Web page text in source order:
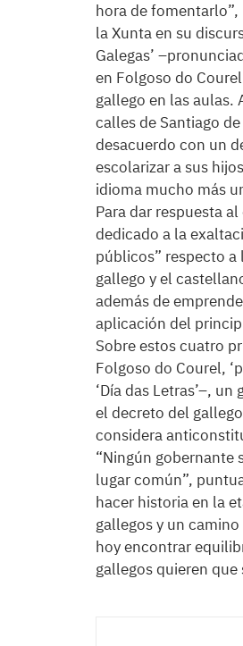
hora de
la Xunta en su
Galegas’
en Folgoso do
gallego en las aulas.
calles de Santiago
desacuerdo con un
escolarizar a sus
idioma mucho más
Para dar respuesta
dedicado a la
públicos” respecto
gallego y el
además de
aplicación del
Sobre estos cuatro
Folgoso do Courel,
‘Día das Letras’–,
el decreto del
considera
“Ningún gobernante
lugar común”,
hacer historia en la
gallegos y un
hoy encontrar
gallegos quieren que